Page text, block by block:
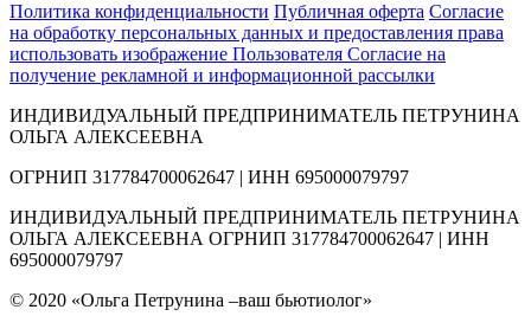
Политика конфиденциальности Публичная оферта Согласие
на обработку персональных данных и предоставления права
использовать изображение Пользователя Согласие на
получение рекламной и информационной рассылки
ИНДИВИДУАЛЬНЫЙ ПРЕДПРИНИМАТЕЛЬ ПЕТРУНИНА
ОЛЬГА АЛЕКСЕЕВНА
ОГРНИП 317784700062647 | ИНН 695000079797
ИНДИВИДУАЛЬНЫЙ ПРЕДПРИНИМАТЕЛЬ ПЕТРУНИНА
ОЛЬГА АЛЕКСЕЕВНА ОГРНИП 317784700062647 | ИНН
695000079797
© 2020 «Ольга Петрунина –ваш бьютиолог»